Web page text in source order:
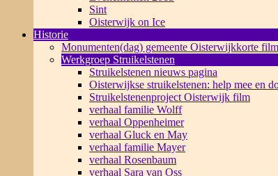
Sint
Oisterwijk on Ice
Historie
Monumenten(dag) gemeente Oisterwijkkorte
Werkgroep Struikelstenen
Struikelstenen nieuws pagina
Oisterwijkse struikelstenen: help mee en
Struikelstenenproject Oisterwijk film
verhaal familie Wolff
verhaal Oppenheimer
verhaal Gluck en May
verhaal familie Mayer
verhaal Rosenbaum
verhaal Sara van Oss